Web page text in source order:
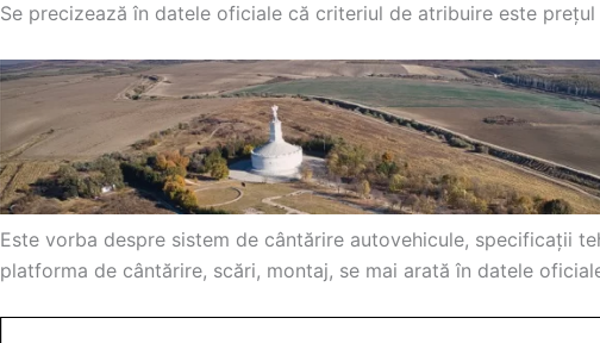
Se precizează în datele oficiale că criteriul de atribuire este
Este vorba despre sistem de cântărire autovehicule, specificații
platforma de cântărire, scări, montaj, se mai arată în datele